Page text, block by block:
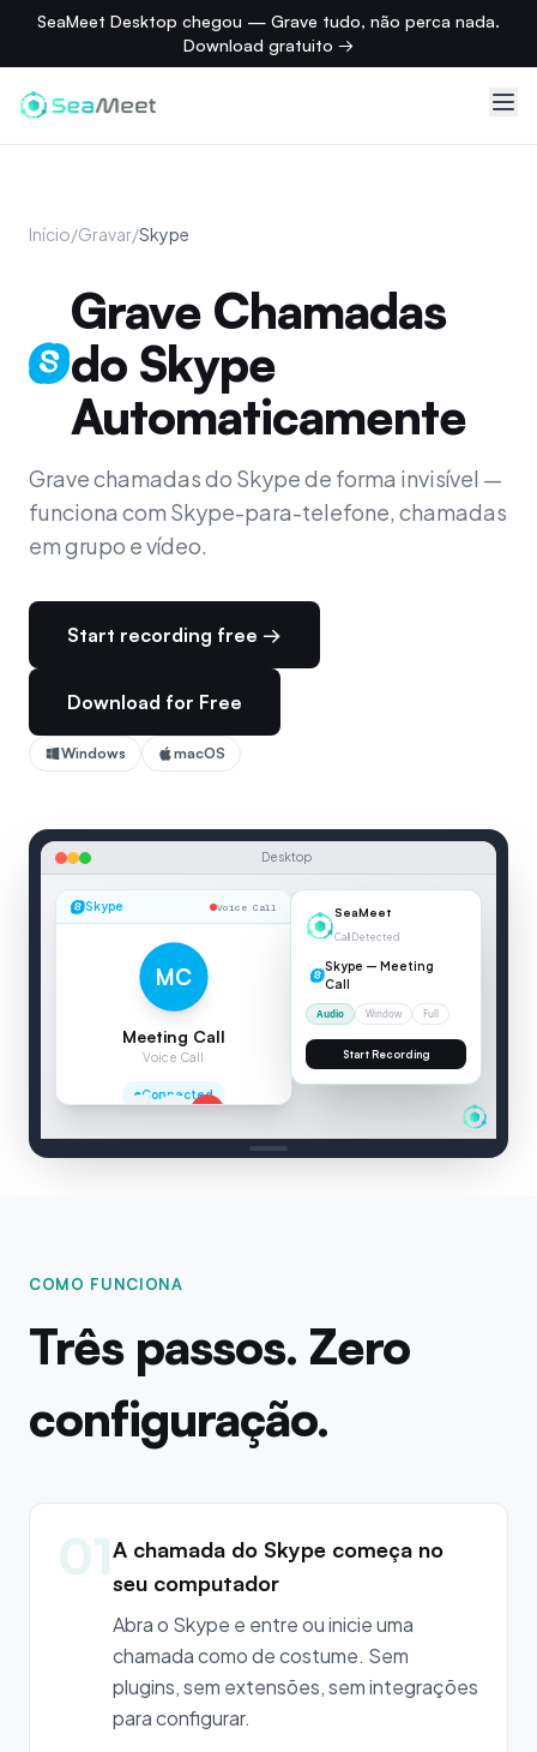
SeaMeet Desktop chegou — Grave tudo, não perca nada.
Download gratuito →
Início/Gravar/Skype
Grave Chamadas
do Skype
Automaticamente
Grave chamadas do Skype de forma invisível —
funciona com Skype-para-telefone, chamadas
em grupo e vídeo.
Start recording free →
Download for Free
Windows macOS
Desktop
Skype Voice Call
MC
Meeting Call
Voice Call
Connected
00:04
SEAMEET — LIVE TRANSCRIPTION
2 speakers
COMO FUNCIONA
Três passos. Zero
configuração.
01A chamada do Skype começa no
seu computador
Abra o Skype e entre ou inicie uma
chamada como de costume. Sem
plugins, sem extensões, sem integrações
para configurar.